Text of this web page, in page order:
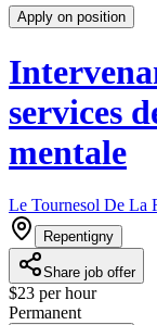
Apply on position
services
mentale
Le Tournesol De La
Repentigny
Share job offer
$23 per hour
Permanent